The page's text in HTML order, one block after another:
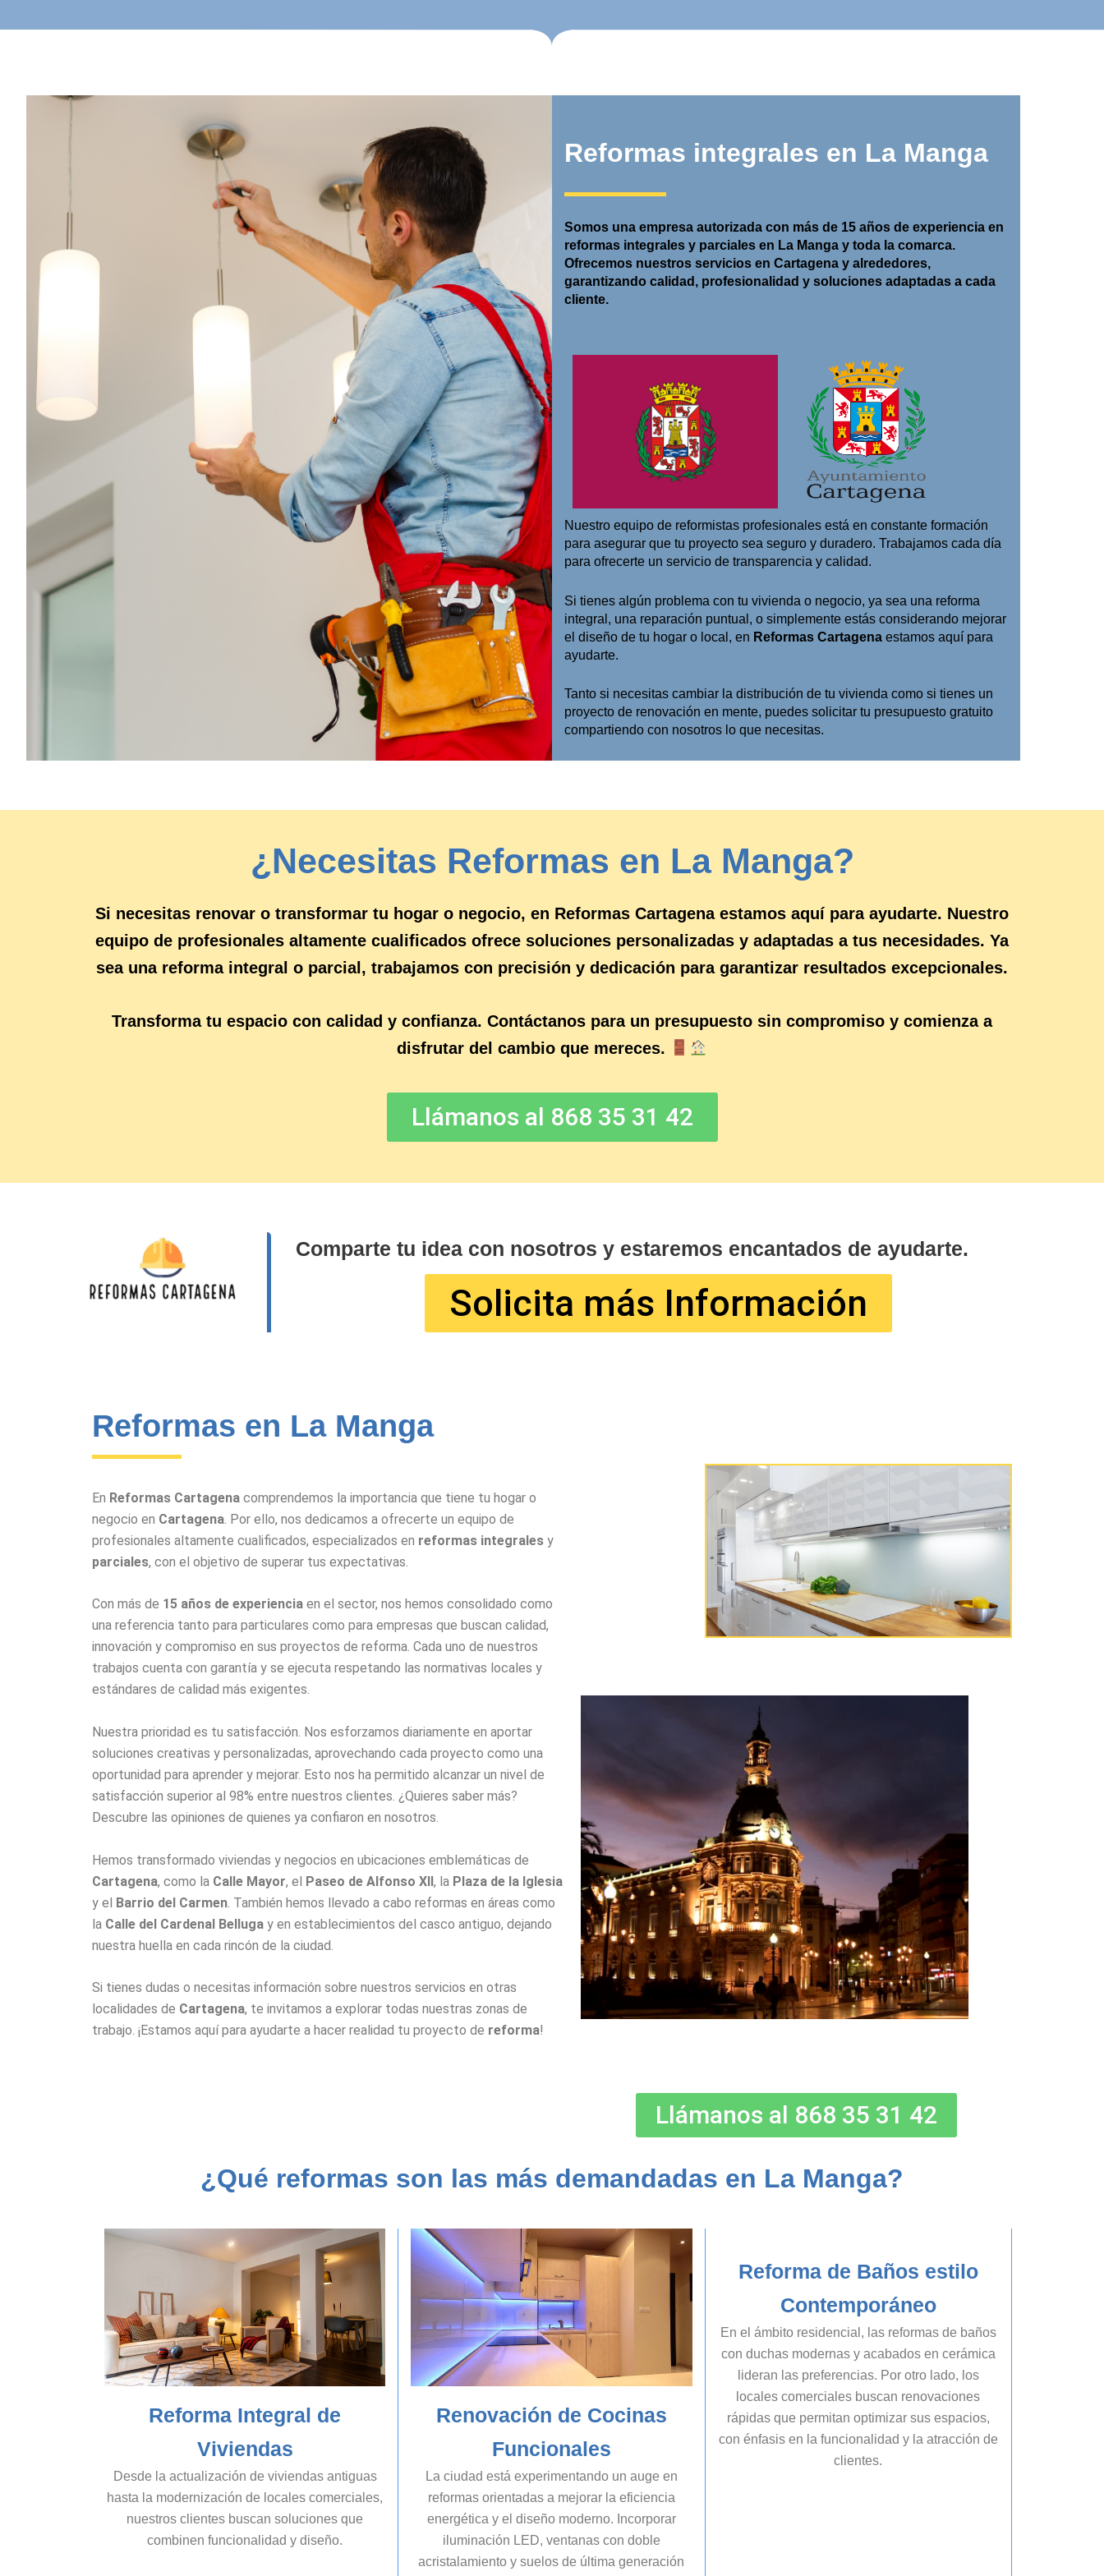
o
Reformas integrales en La Manga
Somos una empresa autorizada con más de 15 años de experiencia en
reformas integrales y parciales en La Manga y toda la comarca.
Ofrecemos nuestros servicios en Cartagena y alrededores,
garantizando calidad, profesionalidad y soluciones adaptadas a cada
cliente.
Nuestro equipo de reformistas profesionales está en constante formación
para asegurar que tu proyecto sea seguro y duradero. Trabajamos cada día
para ofrecerte un servicio de transparencia y calidad.
Si tienes algún problema con tu vivienda o negocio, ya sea una reforma
integral, una reparación puntual, o simplemente estás considerando mejorar
el diseño de tu hogar o local, en Reformas Cartagena estamos aquí para
ayudarte.
Tanto si necesitas cambiar la distribución de tu vivienda como si tienes un
proyecto de renovación en mente, puedes solicitar tu presupuesto gratuito
compartiendo con nosotros lo que necesitas.
¿Necesitas Reformas en La Manga?
Si necesitas renovar o transformar tu hogar o negocio, en Reformas Cartagena estamos aquí para ayudarte. Nuestro
equipo de profesionales altamente cualificados ofrece soluciones personalizadas y adaptadas a tus necesidades. Ya
sea una reforma integral o parcial, trabajamos con precisión y dedicación para garantizar resultados excepcionales.
Transforma tu espacio con calidad y confianza. Contáctanos para un presupuesto sin compromiso y comienza a
disfrutar del cambio que mereces.
Llámanos al 868 35 31 42
Comparte tu idea con nosotros y estaremos encantados de ayudarte.
Solicita más Información
Reformas en La Manga
En Reformas Cartagena comprendemos la importancia que tiene tu hogar o
negocio en Cartagena. Por ello, nos dedicamos a ofrecerte un equipo de
profesionales altamente cualificados, especializados en reformas integrales y
parciales, con el objetivo de superar tus expectativas.
Con más de 15 años de experiencia en el sector, nos hemos consolidado como
una referencia tanto para particulares como para empresas que buscan calidad,
innovación y compromiso en sus proyectos de reforma. Cada uno de nuestros
trabajos cuenta con garantía y se ejecuta respetando las normativas locales y
estándares de calidad más exigentes.
Nuestra prioridad es tu satisfacción. Nos esforzamos diariamente en aportar
soluciones creativas y personalizadas, aprovechando cada proyecto como una
oportunidad para aprender y mejorar. Esto nos ha permitido alcanzar un nivel de
satisfacción superior al 98% entre nuestros clientes. ¿Quieres saber más?
Descubre las opiniones de quienes ya confiaron en nosotros.
Hemos transformado viviendas y negocios en ubicaciones emblemáticas de
Cartagena, como la Calle Mayor, el Paseo de Alfonso XII, la Plaza de la Iglesia
y el Barrio del Carmen . También hemos llevado a cabo reformas en áreas como
la Calle del Cardenal Belluga y en establecimientos del casco antiguo, dejando
nuestra huella en cada rincón de la ciudad.
Si tienes dudas o necesitas información sobre nuestros servicios en otras
localidades de Cartagena, te invitamos a explorar todas nuestras zonas de
trabajo. ¡Estamos aquí para ayudarte a hacer realidad tu proyecto de reforma!
Llámanos al 868 35 31 42
¿Qué reformas son las más demandadas en La Manga?
Reforma Integral de
Viviendas
Desde la actualización de viviendas antiguas
hasta la modernización de locales comerciales,
nuestros clientes buscan soluciones que
combinen funcionalidad y diseño.
Renovación de Cocinas
Funcionales
La ciudad está experimentando un auge en
reformas orientadas a mejorar la eficiencia
energética y el diseño moderno. Incorporar
iluminación LED, ventanas con doble
acristalamiento y suelos de última generación
Reforma de Baños estilo
Contemporáneo
En el ámbito residencial, las reformas de baños
con duchas modernas y acabados en cerámica
lideran las preferencias. Por otro lado, los
locales comerciales buscan renovaciones
rápidas que permitan optimizar sus espacios,
con énfasis en la funcionalidad y la atracción de
clientes.